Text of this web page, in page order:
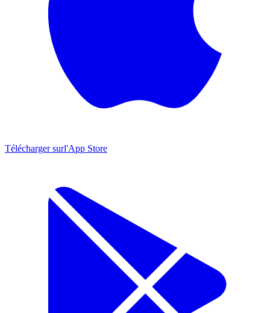
Télécharger surl'App Store